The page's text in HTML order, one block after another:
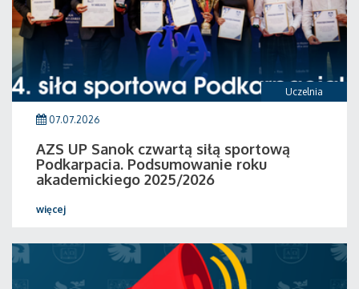
Uczelnia
07.07.2026
AZS UP Sanok czwartą siłą sportową
Podkarpacia. Podsumowanie roku
akademickiego 2025/2026
więcej